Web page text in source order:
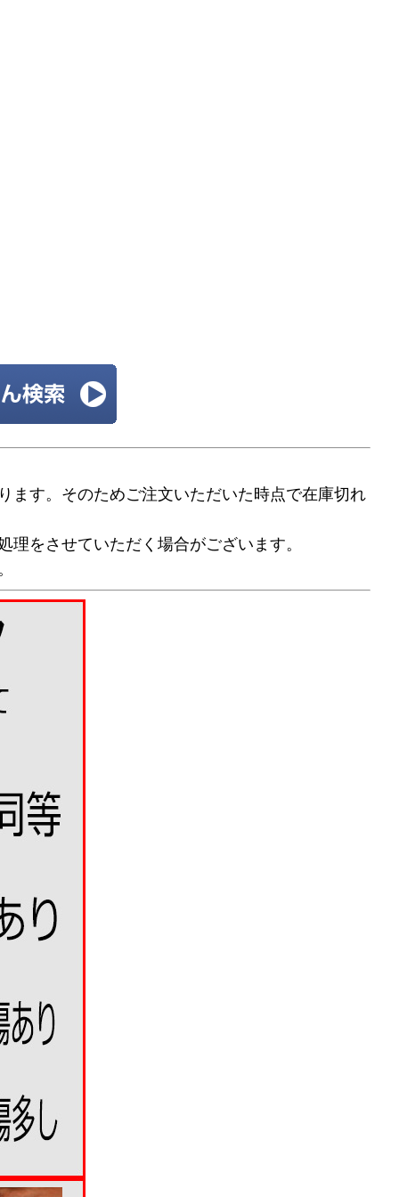
ます。そのためご注文いただいた時点で在庫切れ
をさせていただく場合がございます。